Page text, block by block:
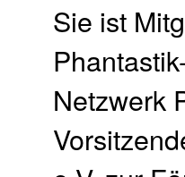
Sie ist
Netzwerk